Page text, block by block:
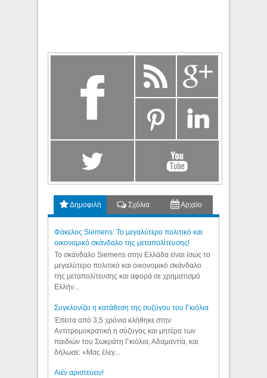
Δημοφιλή Σχόλια Αρχείο
Φάκελος Siemens: Το μεγαλύτερο πολιτικό και
οικονομικό σκάνδαλο της μεταπολίτευσης!
Το σκάνδαλο Siemens στην Ελλάδα είναι ίσως το
μεγαλύτερο πολιτικό και οικονομικό σκάνδαλο
της μεταπολίτευσης και αφορά σε χρηματισμό
Ελλήν...
Συγκλονίζει η κατάθεση της συζύγου του Γκιόλια
Έπειτα από 3,5 χρόνια κλήθηκε στην
Αντιτρομοκρατική η σύζυγος και μητέρα των
παιδιών του Σωκράτη Γκιόλια, Αδαμαντία, και
δήλωσε: «Μας έλεγ...
Aιέν αριστεύειν!